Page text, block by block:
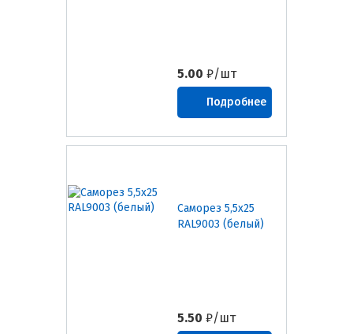
5.00 ₽/шт
Подробнее
Саморез 5,5х25
RAL9003 (белый)
5.50 ₽/шт